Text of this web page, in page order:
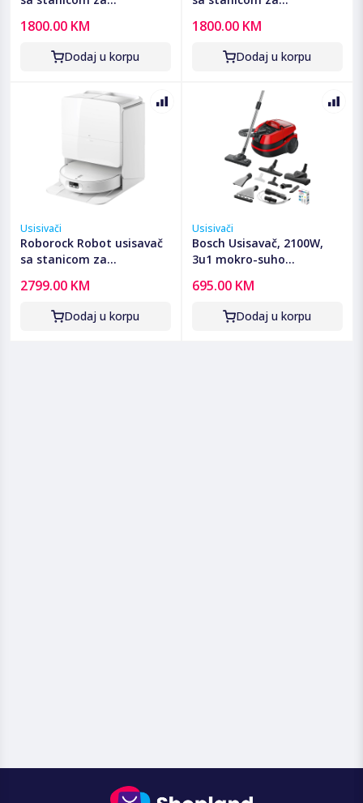
18.500 Pa - Qrevo C Pro
1800.00 KM
Dodaj u korpu
18.500 Pa - Qrevo C Pro
White
1800.00 KM
Dodaj u korpu
Usisivači
Roborock Robot usisavač
sa stanicom za
25.000 Pa - Qrevo Edge 2
2799.00 KM
Dodaj u korpu
Usisivači
Bosch Usisavač, 2100W,
3u1 mokro-suho
BWD421PET
695.00 KM
Dodaj u korpu